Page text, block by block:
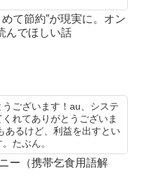
て節約”が現実に。オン
んでほしい話
ございます！au、システ
れてありがとうございま
あるけど、利益を出すとい
たぶん。
ー（携帯乞食用語解